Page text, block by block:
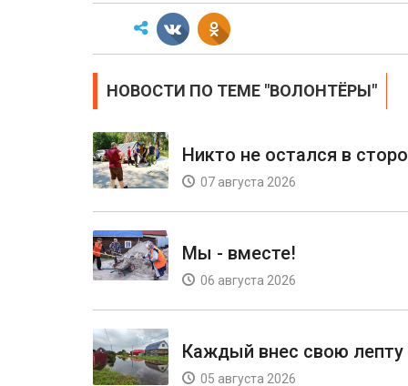
НОВОСТИ ПО ТЕМЕ "ВОЛОНТЁРЫ"
Никто не остался в
07 августа 2026
Мы - вместе!
06 августа 2026
Каждый внес свою лепту
05 августа 2026